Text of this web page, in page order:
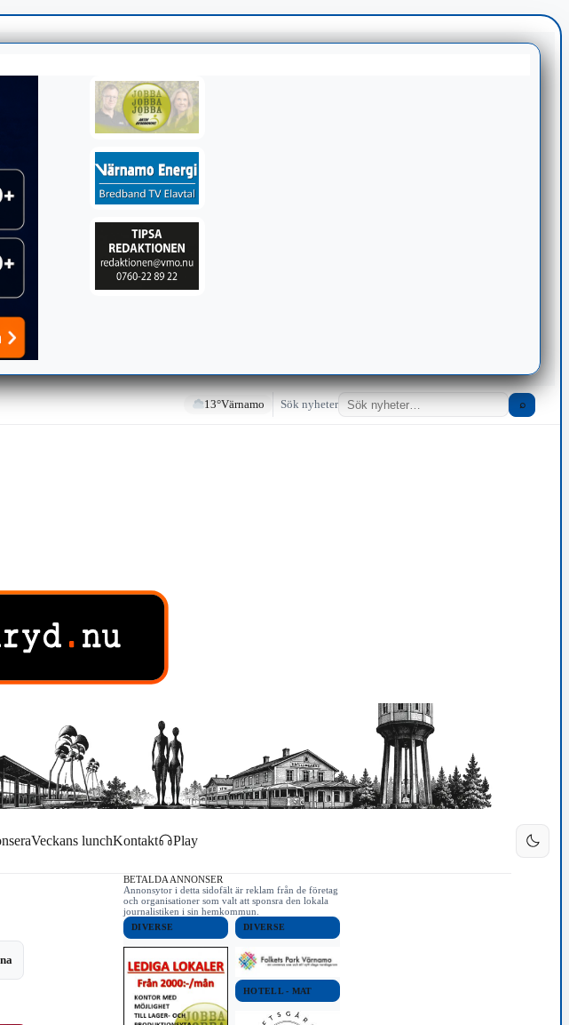
13°Värnamo Sök nyheter ⌕
Veckans lunchKontakt Play
BETALDA ANNONSER
Annonsytor i detta sidofält är reklam från de företag
och organisationer som valt att sponsra den lokala
journalistiken i sin hemkommun.
DIVERSE DIVERSE
HOTELL - MAT